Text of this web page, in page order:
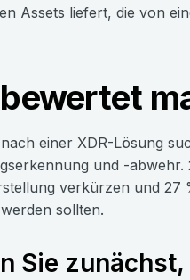
Assets liefert, die von
einer XDR-Lösung
und -
verkürzen und 27
sollten.
Sie